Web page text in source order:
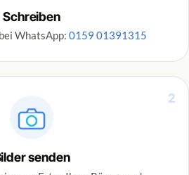
Schreiben
WhatsApp: 0159 01391315
2
senden